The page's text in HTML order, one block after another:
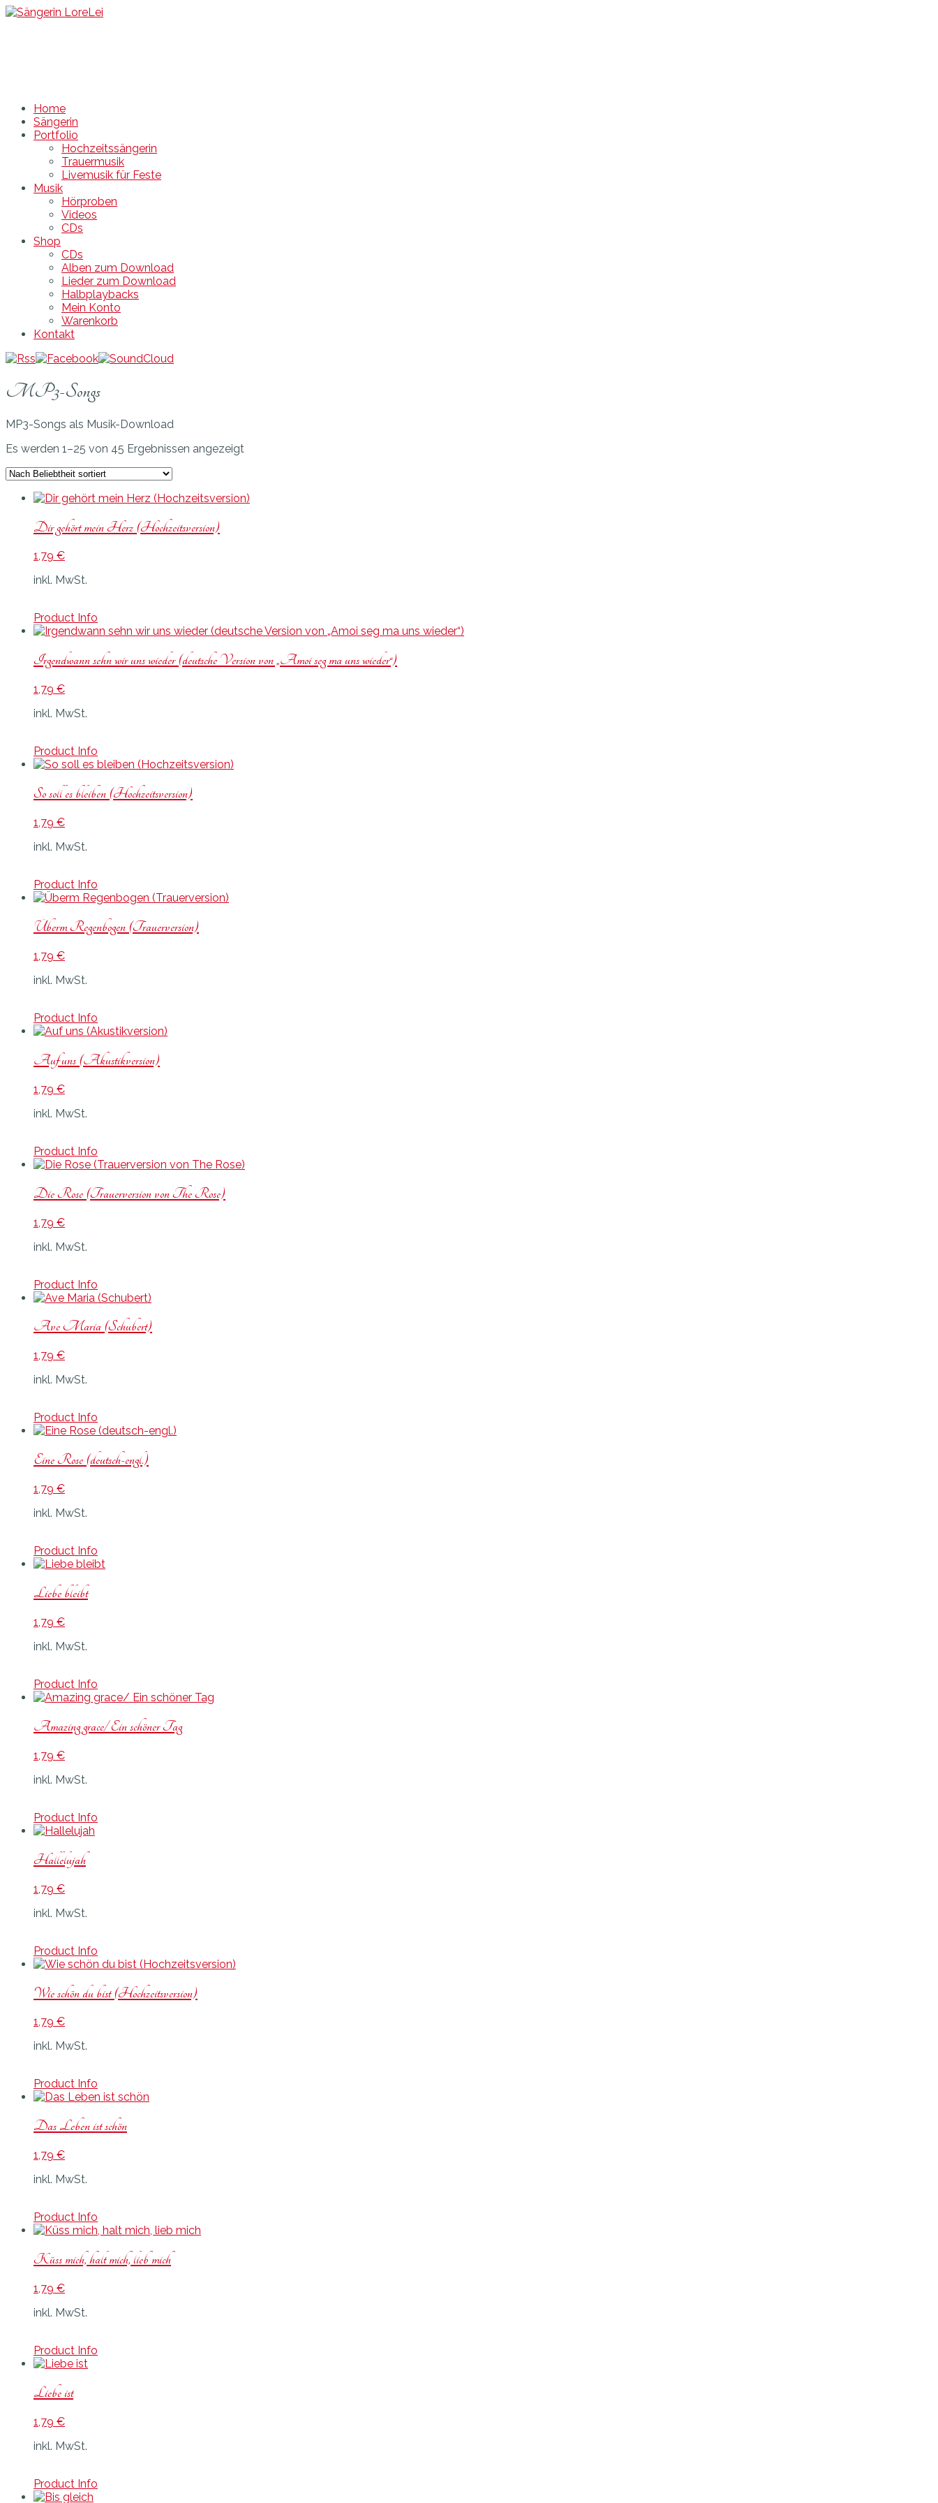
Home
Sängerin
Portfolio
Hochzeitssängerin
Trauermusik
Livemusik für Feste
Musik
Hörproben
Videos
CDs
Shop
CDs
Alben zum Download
Lieder zum Download
Halbplaybacks
Mein Konto
Warenkorb
Kontakt
MP3-Songs
MP3-Songs als Musik-Download
Es werden 1–25 von 45 Ergebnissen angezeigt
Dir gehört mein Herz (Hochzeitsversion)
1,79 €
inkl. MwSt.
Product Info
Irgendwann sehn wir uns wieder (deutsche Version von „Amoi seg ma uns wieder“)
1,79 €
inkl. MwSt.
Product Info
So soll es bleiben (Hochzeitsversion)
1,79 €
inkl. MwSt.
Product Info
Überm Regenbogen (Trauerversion)
1,79 €
inkl. MwSt.
Product Info
Auf uns (Akustikversion)
1,79 €
inkl. MwSt.
Product Info
Die Rose (Trauerversion von The Rose)
1,79 €
inkl. MwSt.
Product Info
Ave Maria (Schubert)
1,79 €
inkl. MwSt.
Product Info
Eine Rose (deutsch-engl.)
1,79 €
inkl. MwSt.
Product Info
Liebe bleibt
1,79 €
inkl. MwSt.
Product Info
Amazing grace/ Ein schöner Tag
1,79 €
inkl. MwSt.
Product Info
Hallelujah
1,79 €
inkl. MwSt.
Product Info
Wie schön du bist (Hochzeitsversion)
1,79 €
inkl. MwSt.
Product Info
Das Leben ist schön
1,79 €
inkl. MwSt.
Product Info
Küss mich, halt mich, lieb mich
1,79 €
inkl. MwSt.
Product Info
Liebe ist
1,79 €
inkl. MwSt.
Product Info